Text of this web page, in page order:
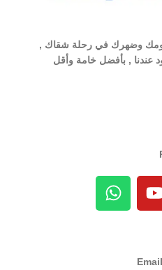
وضهرك في رحلة شقاك ,
, بأفضل خامة وأقل